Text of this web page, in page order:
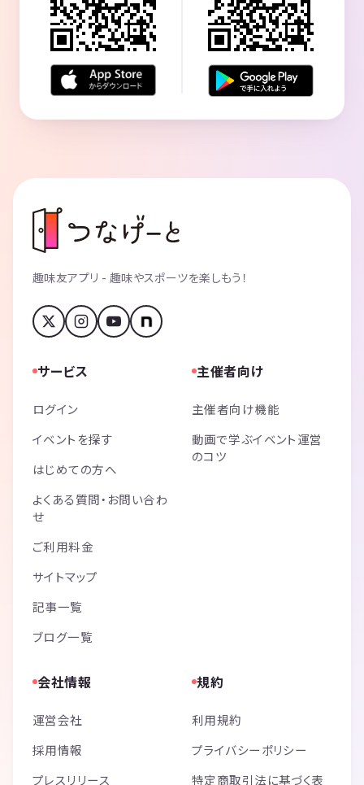
趣味友アプリ - 趣味やスポーツを楽しもう！
サービス
ログイン
イベントを探す
はじめての方へ
よくある質問・お問い合わ
せ
ご利用料金
サイトマップ
記事一覧
ブログ一覧
主催者向け
主催者向け機能
動画で学ぶイベント運営
のコツ
会社情報
運営会社
採用情報
プレスリリース
規約
利用規約
プライバシーポリシー
特定商取引法に基づく表